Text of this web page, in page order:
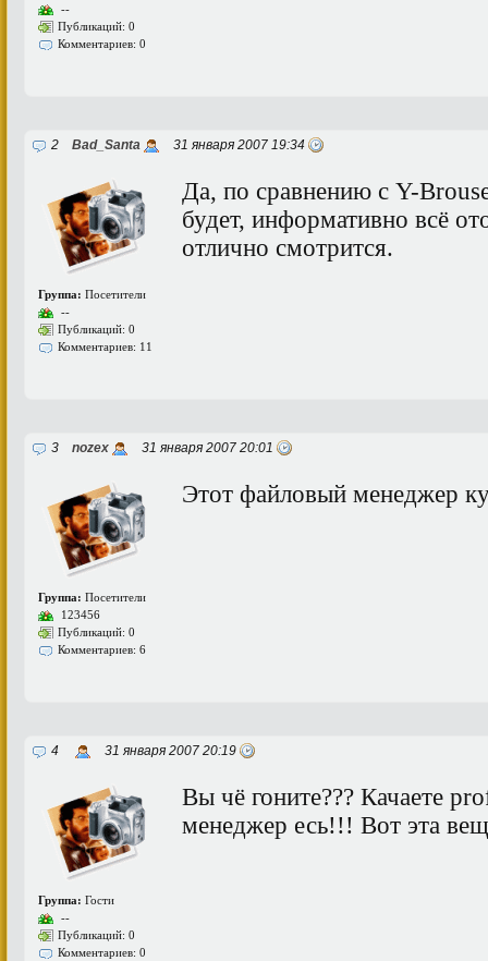
--
Публикаций: 0
Комментариев: 0
2 Bad_Santa 31 января 2007 19:34
Группа: Посетители
--
Публикаций: 0
Комментариев: 11
Да, по сравнению с Y-
будет, информативно всё
отлично смотрится.
3 nozex 31 января 2007 20:01
Группа: Посетители
123456
Публикаций: 0
Комментариев: 6
Этот файловый менеджер
4 31 января 2007 20:19
Группа: Гости
--
Публикаций: 0
Комментариев: 0
Вы чё гоните??? Качаете
менеджер есь!!! Вот эта